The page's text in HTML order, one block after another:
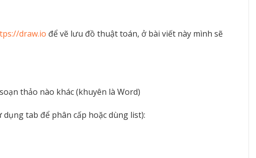
draw.io để vẽ lưu đồ thuật toán, ở bài viết này mình sẽ
thảo nào khác (khuyên là Word)
tab để phân cấp hoặc dùng list):